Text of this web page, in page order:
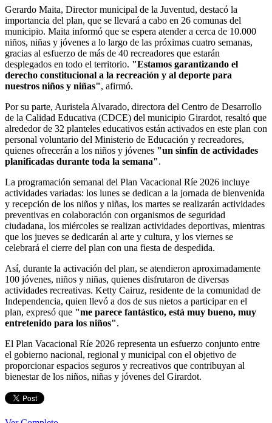
Gerardo Maita, Director municipal de la Juventud, destacó la
importancia del plan, que se llevará a cabo en 26 comunas del
municipio. Maita informó que se espera atender a cerca de 10.000
niños, niñas y jóvenes a lo largo de las próximas cuatro semanas,
gracias al esfuerzo de más de 40 recreadores que estarán
desplegados en todo el territorio. "Estamos garantizando el
derecho constitucional a la recreación y al deporte para
nuestros niños y niñas", afirmó.
Por su parte, Auristela Alvarado, directora del Centro de Desarrollo
de la Calidad Educativa (CDCE) del municipio Girardot, resaltó que
alrededor de 32 planteles educativos están activados en este plan con
personal voluntario del Ministerio de Educación y recreadores,
quienes ofrecerán a los niños y jóvenes "un sinfín de actividades
planificadas durante toda la semana".
La programación semanal del Plan Vacacional Ríe 2026 incluye
actividades variadas: los lunes se dedican a la jornada de bienvenida
y recepción de los niños y niñas, los martes se realizarán actividades
preventivas en colaboración con organismos de seguridad
ciudadana, los miércoles se realizan actividades deportivas, mientras
que los jueves se dedicarán al arte y cultura, y los viernes se
celebrará el cierre del plan con una fiesta de despedida.
Así, durante la activación del plan, se atendieron aproximadamente
100 jóvenes, niños y niñas, quienes disfrutaron de diversas
actividades recreativas. Ketty Cairuz, residente de la comunidad de
Independencia, quien llevó a dos de sus nietos a participar en el
plan, expresó que "me parece fantástico, está muy bueno, muy
entretenido para los niños".
El Plan Vacacional Ríe 2026 representa un esfuerzo conjunto entre
el gobierno nacional, regional y municipal con el objetivo de
proporcionar espacios seguros y recreativos que contribuyan al
bienestar de los niños, niñas y jóvenes del Girardot.